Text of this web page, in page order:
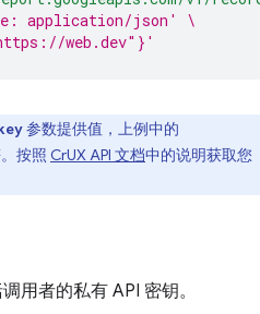
application/json' \
web.dev"}'
参数提供值，上例中的
按照 CrUX API 文档中的说明获取您
用者的私有 API 密钥。